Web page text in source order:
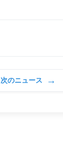
次のニュース →